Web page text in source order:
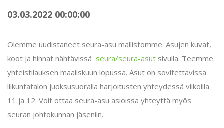
03.03.2022 00:00:00
Olemme uudistaneet seura-asu mallistomme. Asujen kuvat,
koot ja hinnat nähtävissä seura/seura-asut sivulla. Teemme
yhteistilauksen maaliskuun lopussa. Asut on sovitettavissa
liikuntatalon juoksusuoralla harjoitusten yhteydessä viikoilla
11 ja 12. Voit ottaa seura-asu asioissa yhteyttä myös
seuran johtokunnan jäseniin.